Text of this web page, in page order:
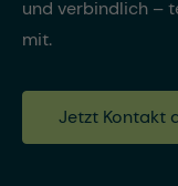
und verbindlich –
mit.
Jetzt Kontakt